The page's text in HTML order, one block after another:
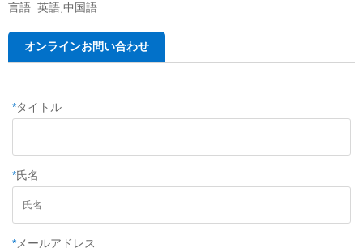
言語: 英語,中国語
オンラインお問い合わせ
*タイトル
*氏名
* メールアドレス